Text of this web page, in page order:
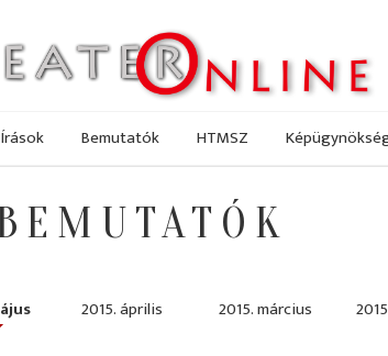
Írások Bemutatók HTMSZ
2015. április 2015. március